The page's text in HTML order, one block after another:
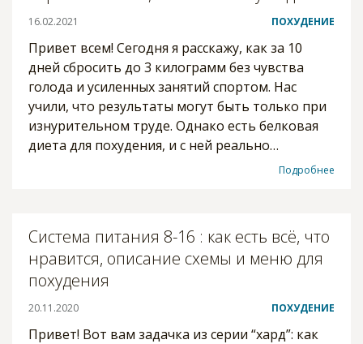
16.02.2021 ПОХУДЕНИЕ
Привет всем! Сегодня я расскажу, как за 10
дней сбросить до 3 килограмм без чувства
голода и усиленных занятий спортом. Нас
учили, что результаты могут быть только при
изнурительном труде. Однако есть белковая
диета для похудения, и с ней реально…
Подробнее
Система питания 8-16 : как есть всё, что
нравится, описание схемы и меню для
похудения
20.11.2020 ПОХУДЕНИЕ
Привет! Вот вам задачка из серии “хард”: как